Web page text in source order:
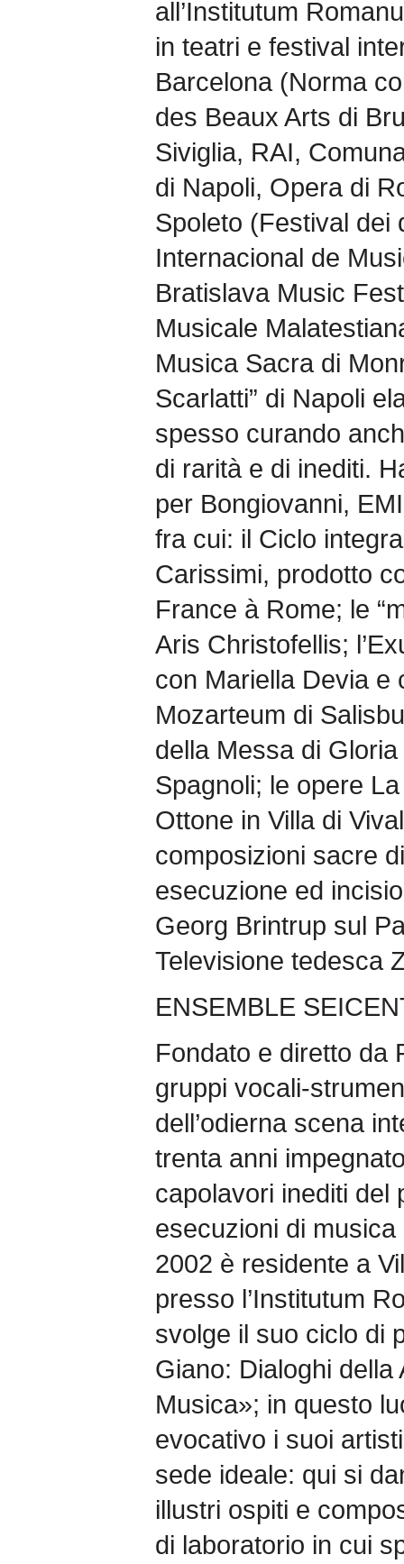
all’Institutum
in teatri e festival
Barcelona (Norma
des Beaux Arts di
Siviglia, RAI,
di Napoli, Opera di
Spoleto (Festival dei
Internacional de
Bratislava Music
Musicale
Musica Sacra di
Scarlatti” di Napoli
spesso curando
di rarità e di inediti.
per Bongiovanni,
fra cui: il Ciclo
Carissimi, prodotto
France à Rome; le
Aris Christofellis;
con Mariella Devia e
Mozarteum di
della Messa di
Spagnoli; le opere
Ottone in Villa di
composizioni sacre
esecuzione ed
Georg Brintrup sul
Televisione tedesca
ENSEMBLE
Fondato e diretto da
gruppi vocali-
dell’odierna scena
trenta anni
capolavori inediti del
esecuzioni di musica
2002 è residente a
presso l’Institutum
svolge il suo ciclo di
Giano: Dialoghi della
Musica»; in questo
evocativo i suoi
sede ideale: qui si
illustri ospiti e
di laboratorio in cui